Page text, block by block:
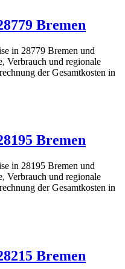
Bremen
in 28779 Bremen und
Verbrauch und regionale
der Gesamtkosten in
Bremen
in 28195 Bremen und
Verbrauch und regionale
der Gesamtkosten in
Bremen